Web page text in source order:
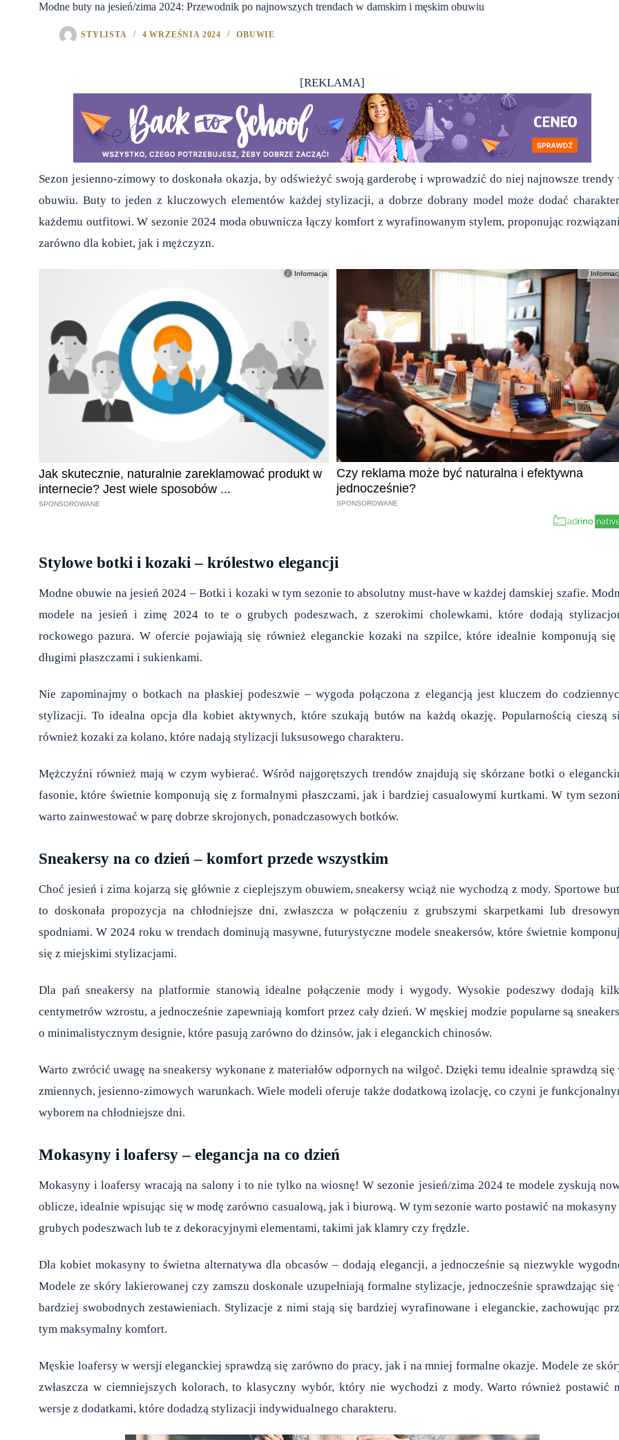
Modne buty na jesień/zima 2024: Przewodnik po najnowszych trendach w damskim i męskim obuwiu
STYLISTA 4 WRZEŚNIA 2024 OBUWIE
[REKLAMA]
Sezon jesienno-zimowy to doskonała okazja, by odświeżyć swoją garderobę i wprowadzić do niej najnowsze trendy
obuwiu. Buty to jeden z kluczowych elementów każdej stylizacji, a dobrze dobrany model może dodać
każdemu outfitowi. W sezonie 2024 moda obuwnicza łączy komfort z wyrafinowanym stylem, proponując
zarówno dla kobiet, jak i mężczyzn.
Stylowe botki i kozaki – królestwo elegancji
Modne obuwie na jesień 2024 – Botki i kozaki w tym sezonie to absolutny must-have w każdej damskiej szafie.
modele na jesień i zimę 2024 to te o grubych podeszwach, z szerokimi cholewkami, które dodają
rockowego pazura. W ofercie pojawiają się również eleganckie kozaki na szpilce, które idealnie komponują się
długimi płaszczami i sukienkami.
Nie zapominajmy o botkach na płaskiej podeszwie – wygoda połączona z elegancją jest kluczem do
stylizacji. To idealna opcja dla kobiet aktywnych, które szukają butów na każdą okazję. Popularnością cieszą
również kozaki za kolano, które nadają stylizacji luksusowego charakteru.
Mężczyźni również mają w czym wybierać. Wśród najgorętszych trendów znajdują się skórzane botki o
fasonie, które świetnie komponują się z formalnymi płaszczami, jak i bardziej casualowymi kurtkami. W tym
warto zainwestować w parę dobrze skrojonych, ponadczasowych botków.
Sneakersy na co dzień – komfort przede wszystkim
Choć jesień i zima kojarzą się głównie z cieplejszym obuwiem, sneakersy wciąż nie wychodzą z mody. Sportowe
to doskonała propozycja na chłodniejsze dni, zwłaszcza w połączeniu z grubszymi skarpetkami lub
spodniami. W 2024 roku w trendach dominują masywne, futurystyczne modele sneakersów, które świetnie
się z miejskimi stylizacjami.
Dla pań sneakersy na platformie stanowią idealne połączenie mody i wygody. Wysokie podeszwy dodają
centymetrów wzrostu, a jednocześnie zapewniają komfort przez cały dzień. W męskiej modzie popularne są
o minimalistycznym designie, które pasują zarówno do dżinsów, jak i eleganckich chinosów.
Warto zwrócić uwagę na sneakersy wykonane z materiałów odpornych na wilgoć. Dzięki temu idealnie sprawdzą się
zmiennych, jesienno-zimowych warunkach. Wiele modeli oferuje także dodatkową izolację, co czyni je
wyborem na chłodniejsze dni.
Mokasyny i loafersy – elegancja na co dzień
Mokasyny i loafersy wracają na salony i to nie tylko na wiosnę! W sezonie jesień/zima 2024 te modele zyskują
oblicze, idealnie wpisując się w modę zarówno casualową, jak i biurową. W tym sezonie warto postawić na mokasyny
grubych podeszwach lub te z dekoracyjnymi elementami, takimi jak klamry czy frędzle.
Dla kobiet mokasyny to świetna alternatywa dla obcasów – dodają elegancji, a jednocześnie są niezwykle
Modele ze skóry lakierowanej czy zamszu doskonale uzupełniają formalne stylizacje, jednocześnie sprawdzając się
bardziej swobodnych zestawieniach. Stylizacje z nimi stają się bardziej wyrafinowane i eleganckie, zachowując
tym maksymalny komfort.
Męskie loafersy w wersji eleganckiej sprawdzą się zarówno do pracy, jak i na mniej formalne okazje. Modele ze
zwłaszcza w ciemniejszych kolorach, to klasyczny wybór, który nie wychodzi z mody. Warto również postawić
wersje z dodatkami, które dodadzą stylizacji indywidualnego charakteru.